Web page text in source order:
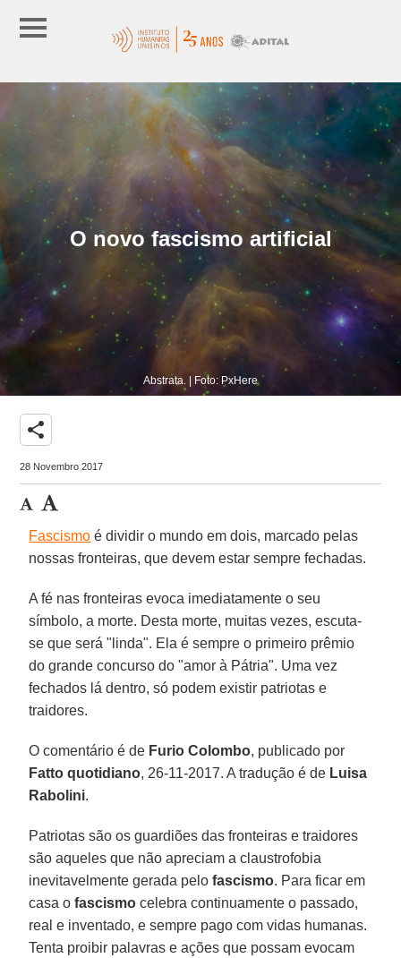
O novo fascismo artificial
Abstrata. | Foto: PxHere
share
28 Novembro 2017
Fascismo é dividir o mundo em dois, marcado pelas
nossas fronteiras, que devem estar sempre fechadas.
A fé nas fronteiras evoca imediatamente o seu
símbolo, a morte. Desta morte, muitas vezes, escuta-
se que será "linda". Ela é sempre o primeiro prêmio
do grande concurso do "amor à Pátria". Uma vez
fechados lá dentro, só podem existir patriotas e
traidores.
O comentário é de Furio Colombo, publicado por
Fatto quotidiano, 26-11-2017. A tradução é de Luisa
Rabolini.
Patriotas são os guardiões das fronteiras e traidores
são aqueles que não apreciam a claustrofobia
inevitavelmente gerada pelofascismo. Para ficar em
casa ofascismo celebra continuamente o passado,
real e inventado, e sempre pago com vidas humanas.
Tenta proibir palavras e ações que possam evocam